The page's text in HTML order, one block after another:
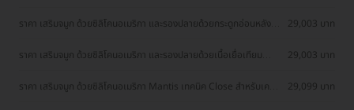
ราคา เสริมจมูก ด้วยซิลิโคนอเมริกา และรองปลายด้วยกระดูกอ่อนหลังหู
29,003 บาท
ราคา เสริมจมูก ด้วยซิลิโคนอเมริกา และรองปลายด้วยเนื้อเยื่อเทียม
29,003 บาท
ราคา เสริมจมูก ด้วยซิลิโคนอเมริกา Mantis เทคนิค Close สำหรับเคส
29,099 บาท